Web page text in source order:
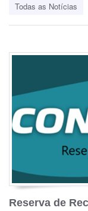
Todas as Notícias
Reserva de